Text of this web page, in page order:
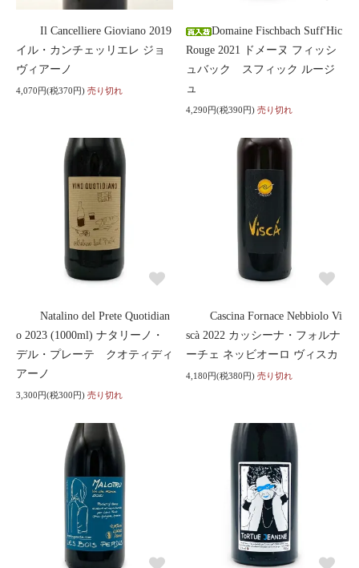
Il Cancelliere Gioviano 2019
イル・カンチェッリエレ ジョ
ヴィアーノ
4,070円(税370円) 売り切れ
Domaine Fischbach Suff'Hic
Rouge 2021 ドメーヌ フィッシ
ュバック スフィック ルージ
ュ
4,290円(税390円) 売り切れ
Natalino del Prete Quotidian
o 2023 (1000ml) ナタリーノ・
デル・プレーテ クオティディ
アーノ
3,300円(税300円) 売り切れ
Cascina Fornace Nebbiolo Vi
scà 2022 カッシーナ・フォルナ
ーチェ ネッビオーロ ヴィスカ
4,180円(税380円) 売り切れ